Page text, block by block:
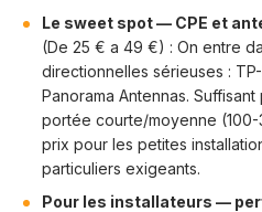
Le sweet spot — CPE et
(De 25 € a 49 €) : On entre
directionnelles sérieuses : TP-
Panorama Antennas.
portée courte/moyenne
prix pour les petites
particuliers exigeants.
Pour les installateurs —